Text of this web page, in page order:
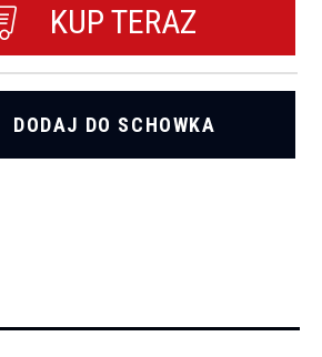
KUP TERAZ
DODAJ DO SCHOWKA